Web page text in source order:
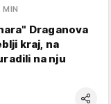
MIN
Draganova
kraj, na
na nju